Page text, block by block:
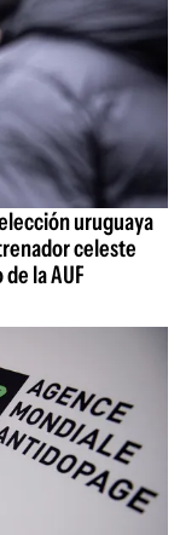
uruguaya
celeste
la AUF